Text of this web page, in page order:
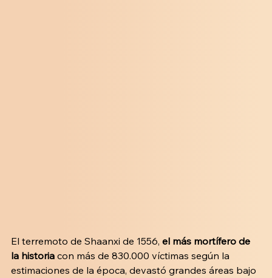
El terremoto de Shaanxi de 1556, el más mortífero de
la historia con más de 830.000 víctimas según la
estimaciones de la época, devastó grandes áreas bajo